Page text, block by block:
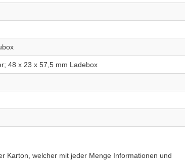
48 x 23 x 57,5 mm Ladebox
Karton, welcher mit jeder Menge Informationen und